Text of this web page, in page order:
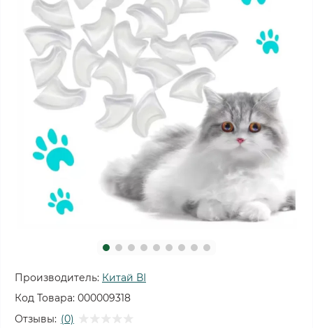
Производитель: Китай ВІ
Код Товара: 000009318
Отзывы: (0)